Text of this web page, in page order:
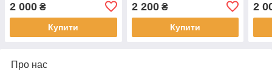
2 000 ₴
Купити
2 200₴
Купити
2
Про нас